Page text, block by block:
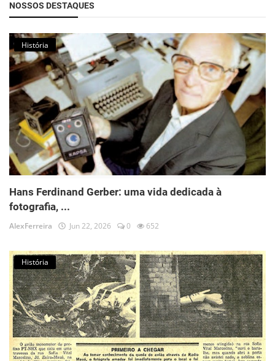
NOSSOS DESTAQUES
História
Hans Ferdinand Gerber: uma vida dedicada à
fotografia, ...
AlexFerreira Jun 22, 2026 0 652
História